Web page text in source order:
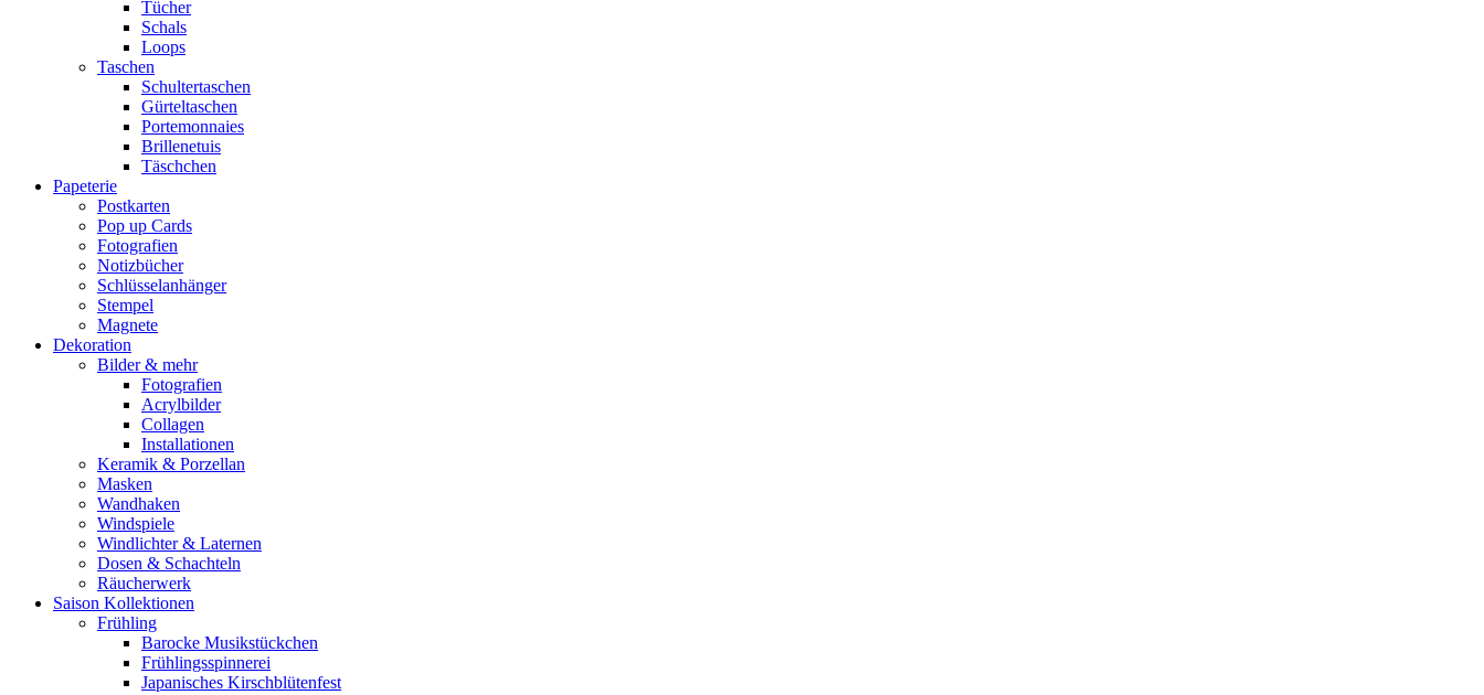
Tücher
Schals
Loops
Taschen
Schultertaschen
Gürteltaschen
Portemonnaies
Brillenetuis
Täschchen
Papeterie
Postkarten
Pop up Cards
Fotografien
Notizbücher
Schlüsselanhänger
Stempel
Magnete
Dekoration
Bilder & mehr
Fotografien
Acrylbilder
Collagen
Installationen
Keramik & Porzellan
Masken
Wandhaken
Windspiele
Windlichter & Laternen
Dosen & Schachteln
Räucherwerk
Saison Kollektionen
Frühling
Barocke Musikstückchen
Frühlingsspinnerei
Japanisches Kirschblütenfest